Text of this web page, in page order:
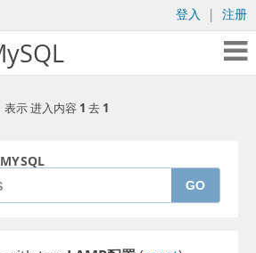
登入 | 注册
表示 进入内容 1 去 1
GO